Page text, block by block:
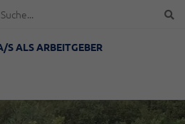
S ALS ARBEITGEBER